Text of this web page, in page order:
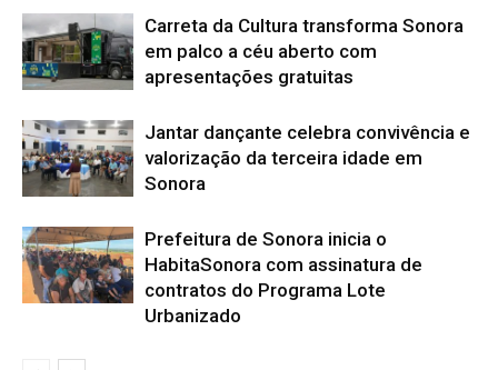
Carreta da Cultura transforma Sonora
em palco a céu aberto com
apresentações gratuitas
Jantar dançante celebra convivência e
valorização da terceira idade em
Sonora
Prefeitura de Sonora inicia o
HabitaSonora com assinatura de
contratos do Programa Lote
Urbanizado